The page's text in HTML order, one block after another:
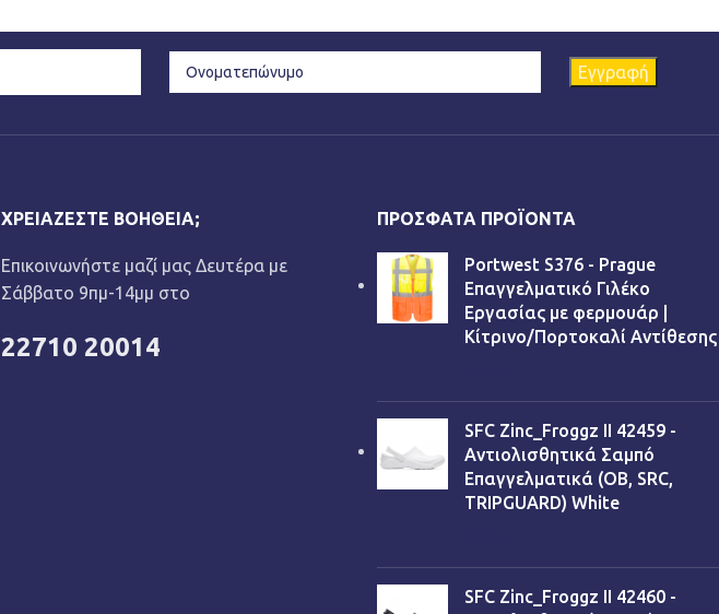
ΧΡΕΙΆΖΕΣΤΕ ΒΟΉΘΕΙΑ;
Επικοινωνήστε μαζί μας Δευτέρα με
Σάββατο 9πμ-14μμ στο
22710 20014
ΠΡΌΣΦΑΤΑ ΠΡΟΪΌΝΤΑ
Portwest S376 - Prague
Επαγγελματικό Γιλέκο
Εργασίας με φερμουάρ |
Κίτρινο/Πορτοκαλί Αντίθεσης
SFC Zinc_Froggz II 42459 -
Αντιολισθητικά Σαμπό
Επαγγελματικά (OB, SRC,
TRIPGUARD) White
SFC Zinc_Froggz II 42460 -